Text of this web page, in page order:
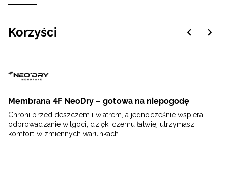
Korzyści
Membrana 4F NeoDry – gotowa na niepogodę
Chroni przed deszczem i wiatrem, a jednocześnie wspiera
odprowadzanie wilgoci, dzięki czemu łatwiej utrzymasz
komfort w zmiennych warunkach.